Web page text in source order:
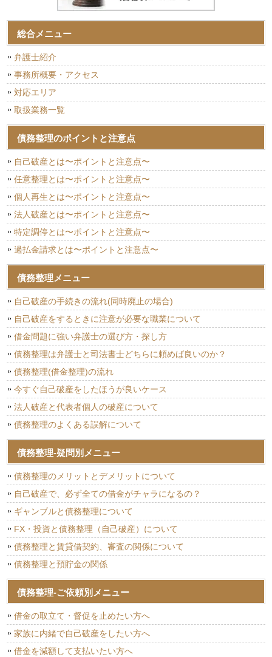
総合メニュー
弁護士紹介
事務所概要・アクセス
対応エリア
取扱業務一覧
債務整理のポイントと注意点
自己破産とは〜ポイントと注意点〜
任意整理とは〜ポイントと注意点〜
個人再生とは〜ポイントと注意点〜
法人破産とは〜ポイントと注意点〜
特定調停とは〜ポイントと注意点〜
過払金請求とは〜ポイントと注意点〜
債務整理メニュー
自己破産の手続きの流れ(同時廃止の場合)
自己破産をするときに注意が必要な職業について
借金問題に強い弁護士の選び方・探し方
債務整理は弁護士と司法書士どちらに頼めば良いのか？
債務整理(借金整理)の流れ
今すぐ自己破産をしたほうが良いケース
法人破産と代表者個人の破産について
債務整理のよくある誤解について
債務整理-疑問別メニュー
債務整理のメリットとデメリットについて
自己破産で、必ず全ての借金がチャラになるの？
ギャンブルと債務整理について
FX・投資と債務整理（自己破産）について
債務整理と賃貸借契約、審査の関係について
債務整理と預貯金の関係
債務整理-ご依頼別メニュー
借金の取立て・督促を止めたい方へ
家族に内緒で自己破産をしたい方へ
借金を減額して支払いたい方へ